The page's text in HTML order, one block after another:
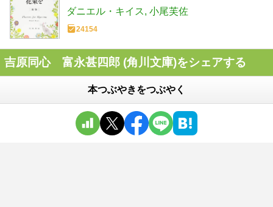
ダニエル・キイス 小尾芙佐
24154
吉原同心 富永甚四郎 (角川文庫)をシェアする
本つぶやきをつぶやく